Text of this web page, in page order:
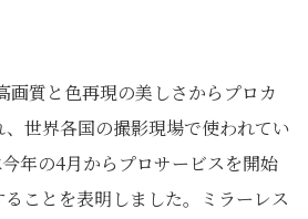
画質と色再現の美しさからプロカ
世界各国の撮影現場で使われてい
年の4月からプロサービスを開始
ことを表明しました。ミラーレス